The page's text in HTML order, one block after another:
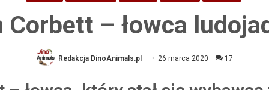
Corbett – łowca
Redakcja DinoAnimals.pl 26 marca 2020 17